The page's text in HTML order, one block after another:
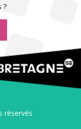
?
réservés